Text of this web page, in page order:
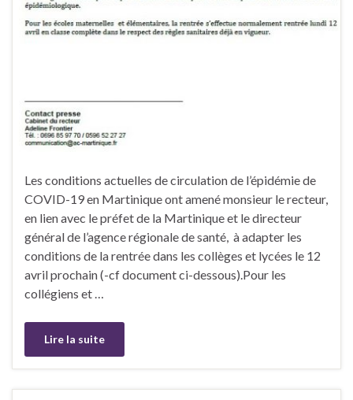
Les conditions actuelles de circulation de l’épidémie de
COVID-19 en Martinique ont amené monsieur le recteur,
en lien avec le préfet de la Martinique et le directeur
général de l’agence régionale de santé, à adapter les
conditions de la rentrée dans les collèges et lycées le 12
avril prochain (-cf document ci-dessous).Pour les
collégiens et …
Lire la suite